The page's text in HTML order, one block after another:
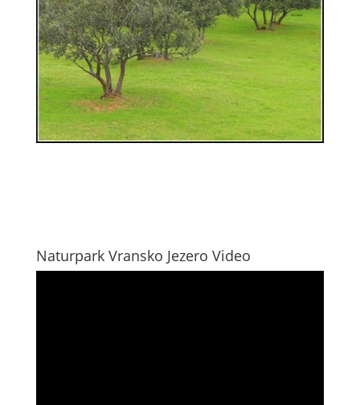
Naturpark Vransko Jezero Video